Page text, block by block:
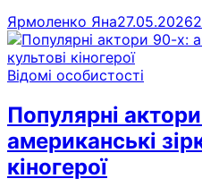
Ярмоленко Яна27.05.2026
Відомі особистості
Популярні
американські
кіногерої